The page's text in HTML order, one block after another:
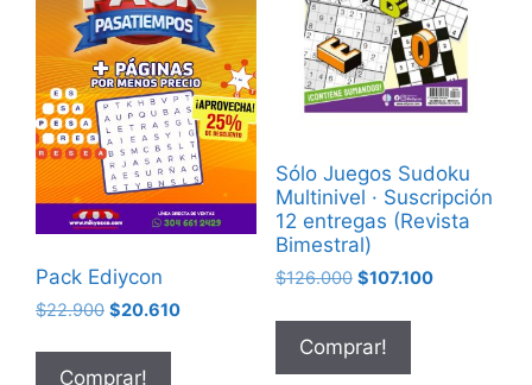
Pack Ediycon
$22.900 $20.610
Comprar!
Sólo Juegos Sudoku
Multinivel · Suscripción
12 entregas (Revista
Bimestral)
$126.000 $107.100
Comprar!